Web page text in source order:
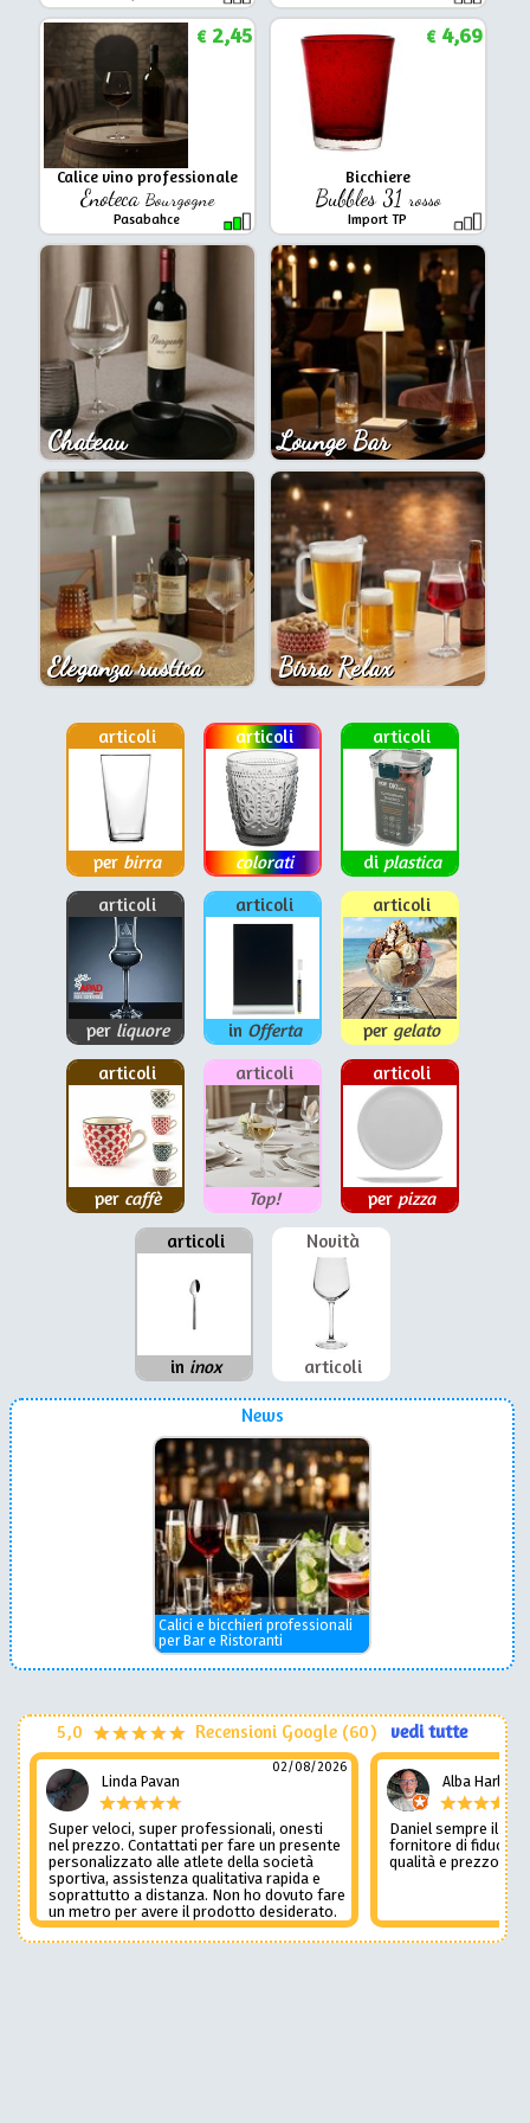
Calice vino professionale
Enoteca Bourgogne
Pasabahce
€2,45
Bicchiere
Bubbles 31 rosso
Import TP
€4,69
Chateau Lounge Bar
Eleganza rustica Birra Relax
articoli
per birra
articoli
colorati
articoli
di plastica
articoli
per liquore
articoli
in Offerta
articoli
per gelato
articoli
per caffè
articoli
Top!
articoli
per pizza
articoli
in inox
Novità
articoli
News
Calici e bicchieri professionali
per Bar e Ristoranti
5,0 Recensioni Google (60) vedi tutte
Linda Pavan
02/08/2026
Super veloci, super professionali, onesti
nel prezzo. Contattati per fare un presente
personalizzato alle atlete della società
sportiva, assistenza qualitativa rapida e
soprattutto a distanza. Non ho dovuto fare
un metro per avere il prodotto desiderato.
Una assistenza del genere è rara e
preziosa. Credo li contatterò ancora in
Alba Harley
Daniel sempre il
fornitore di fiducia
qualità e prezzo